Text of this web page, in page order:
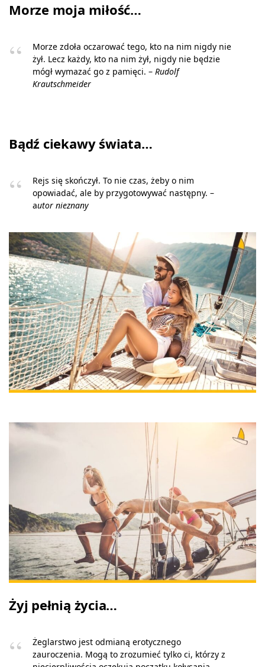
Morze moja miłość…
Morze zdoła oczarować tego, kto na nim nigdy nie
żył. Lecz każdy, kto na nim żył, nigdy nie będzie
mógł wymazać go z pamięci. – Rudolf
Krautschmeider
Bądź ciekawy świata…
Rejs się skończył. To nie czas, żeby o nim
opowiadać, ale by przygotowywać następny. –
autor nieznany
Żyj pełnią życia…
Żeglarstwo jest odmianą erotycznego
zauroczenia. Mogą to zrozumieć tylko ci, którzy z